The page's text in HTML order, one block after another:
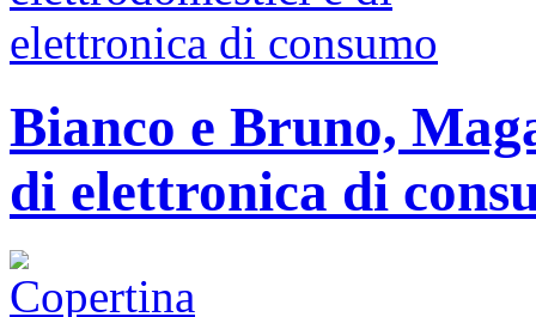
Bianco e Bruno,
di elettronica di